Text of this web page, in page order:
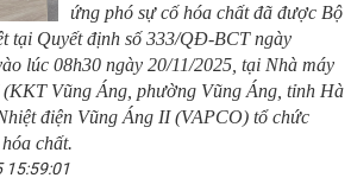
mại đối ứng
Hội nghị Hội đồng Cộng
vấn đề theo chỉ đạo của Chính phủ trong
Hà Tĩnh vào các hệ thống phân phối lớn
nền kinh tế
Thành lập cụm công
Đẩy mạnh hoạt động hợp tác đào tạo và
Công Thương
Sở Công Thương
Nghi Xuân
Hà Tĩnh
ứng phó sự cố hóa chất đã được Bộ
tại Quyết định số 333/QĐ-BCT ngày
lúc 08h30 ngày 20/11/2025, tại Nhà máy
Vũng Áng, phường Vũng Áng, tỉnh Hà
điện Vũng Áng II (VAPCO) tổ chức
chất.
15:59:01